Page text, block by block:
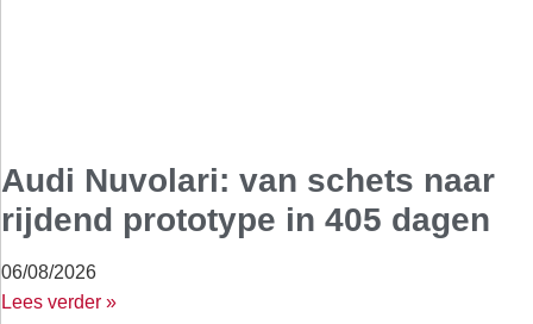
Audi Nuvolari: van schets naar
rijdend prototype in 405 dagen
06/08/2026
Lees verder »